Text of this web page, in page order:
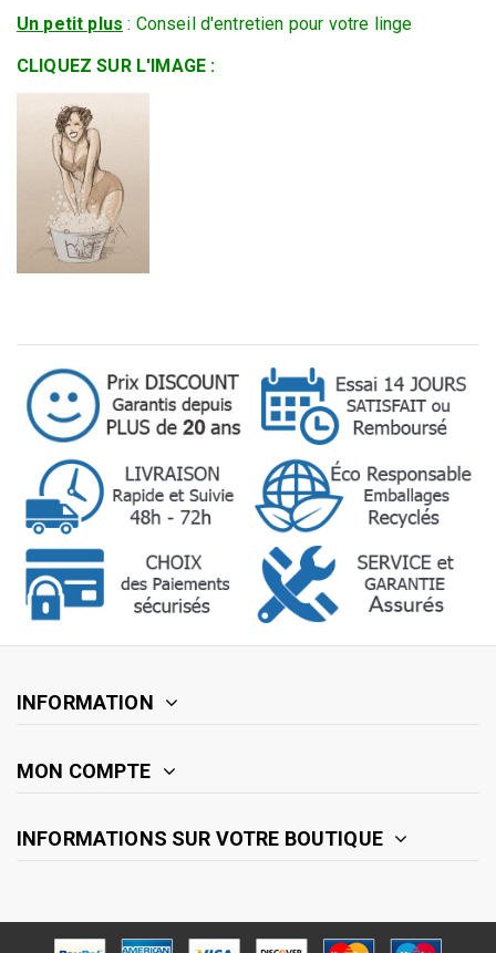
Un petit plus : Conseil d'entretien pour votre linge
CLIQUEZ SUR L'IMAGE :
INFORMATION
MON COMPTE
INFORMATIONS SUR VOTRE BOUTIQUE